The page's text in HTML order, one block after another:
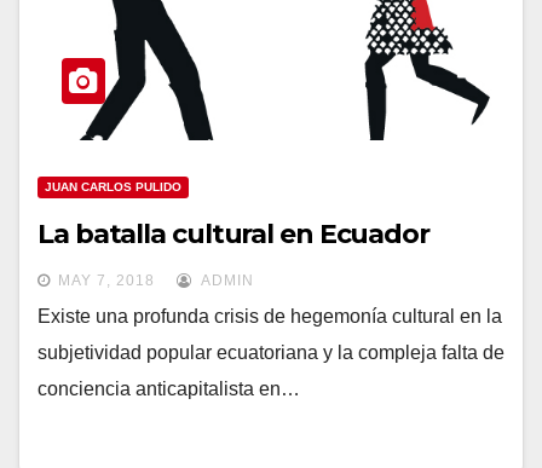
JUAN CARLOS PULIDO
La batalla cultural en Ecuador
MAY 7, 2018 ADMIN
Existe una profunda crisis de hegemonía cultural en la
subjetividad popular ecuatoriana y la compleja falta de
conciencia anticapitalista en…